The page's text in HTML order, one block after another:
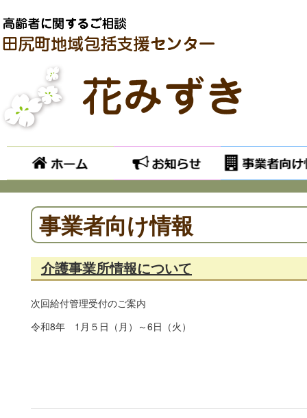
お知らせ
事業者向け情報
介護事業所情報について
次回給付管理受付のご案内
令和8年 1月５日（月）～6日（火）